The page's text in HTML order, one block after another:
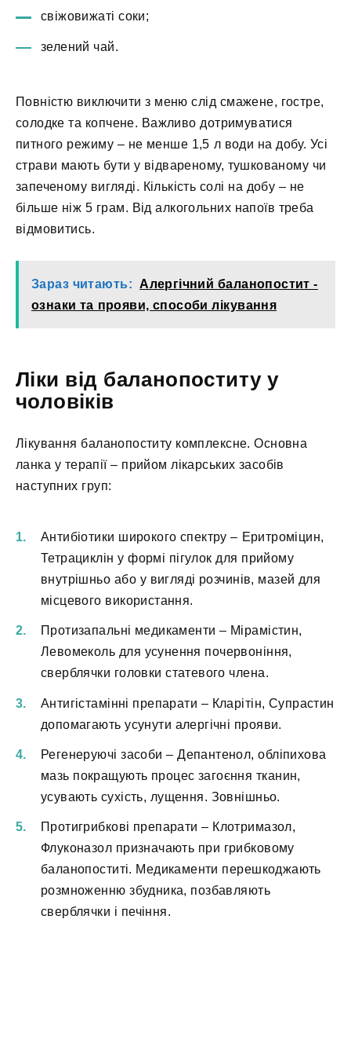
свіжовижаті соки;
зелений чай.
Повністю виключити з меню слід смажене, гостре,
солодке та копчене. Важливо дотримуватися
питного режиму – не менше 1,5 л води на добу. Усі
страви мають бути у відвареному, тушкованому чи
запеченому вигляді. Кількість солі на добу – не
більше ніж 5 грам. Від алкогольних напоїв треба
відмовитись.
Зараз читають:
Алергічний баланопостит -
ознаки та прояви, способи лікування
Ліки від баланопоститу у
чоловіків
Лікування баланопоститу комплексне. Основна
ланка у терапії – прийом лікарських засобів
наступних груп:
Антибіотики широкого спектру – Еритроміцин,
Тетрациклін у формі пігулок для прийому
внутрішньо або у вигляді розчинів, мазей для
місцевого використання.
Протизапальні медикаменти – Мірамістин,
Левомеколь для усунення почервоніння,
сверблячки головки статевого члена.
Антигістамінні препарати – Кларітін, Супрастин
допомагають усунути алергічні прояви.
Регенеруючі засоби – Депантенол, обліпихова
мазь покращують процес загоєння тканин,
усувають сухість, лущення. Зовнішньо.
Протигрибкові препарати – Клотримазол,
Флуконазол призначають при грибковому
баланопоститі. Медикаменти перешкоджають
розмноженню збудника, позбавляють
сверблячки і печіння.